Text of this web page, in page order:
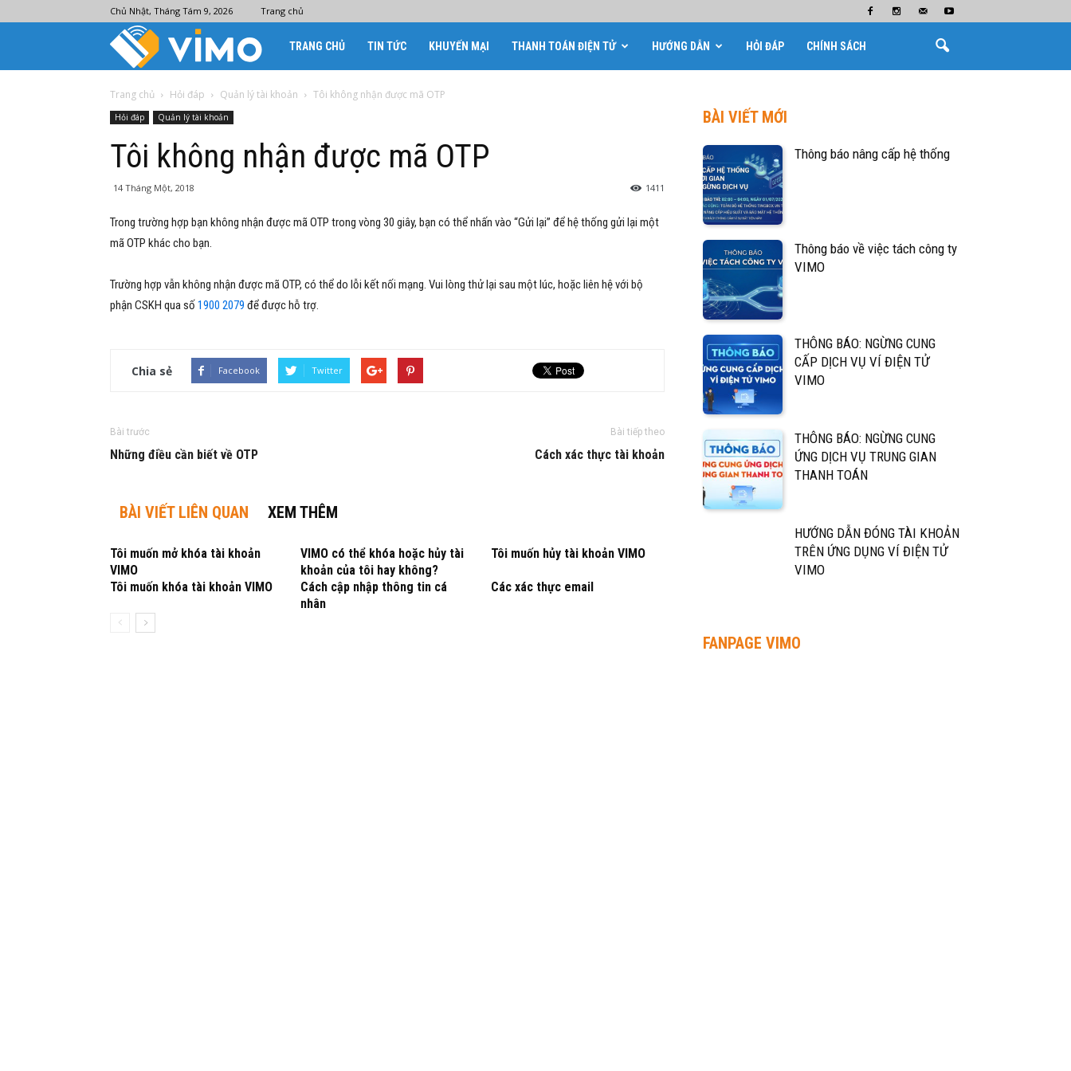
Chủ Nhật, Tháng Tám 9, 2026 Trang chủ
điện
tử
TRANG CHỦ TIN TỨC KHUYẾN MẠI THANH TOÁN ĐIỆN TỬ HƯỚNG DẪN HỎI ĐÁP CHÍNH SÁCH
Trang chủ Hỏi đáp Quản lý tài khoản Tôi không nhận được mã OTP
Hỏi đáp Quản lý tài khoản
Tôi không nhận được mã OTP
14 Tháng Một, 2018 1411
Trong trường hợp bạn không nhận được mã OTP trong vòng 30 giây, bạn có thể nhấn vào “Gửi lại” để hệ thống gửi lại một
mã OTP khác cho bạn.
Trường hợp vẫn không nhận được mã OTP, có thể do lỗi kết nối mạng. Vui lòng thử lại sau một lúc, hoặc liên hệ với bộ
phận CSKH qua số1900 2079 để được hỗ trợ.
Chia sẻ Facebook Twitter
Bài trước
Những điều cần biết về OTP
Bài tiếp theo
Cách xác thực tài khoản
BÀI VIẾT LIÊN QUAN XEM THÊM
Tôi muốn mở khóa tài khoản
VIMO
VIMO có thể khóa hoặc hủy tài
khoản của tôi hay không?
Tôi muốn hủy tài khoản VIMO
Tôi muốn khóa tài khoản VIMO
Cách cập nhập thông tin cá
nhân
Các xác thực email
BÀI VIẾT MỚI
Thông báo nâng cấp hệ thống
Thông báo về việc tách công ty
VIMO
THÔNG BÁO: NGỪNG CUNG
CẤP DỊCH VỤ VÍ ĐIỆN TỬ
VIMO
THÔNG BÁO: NGỪNG CUNG
ỨNG DỊCH VỤ TRUNG GIAN
THANH TOÁN
HƯỚNG DẪN ĐÓNG TÀI KHOẢN
TRÊN ỨNG DỤNG VÍ ĐIỆN TỬ
VIMO
FANPAGE VIMO